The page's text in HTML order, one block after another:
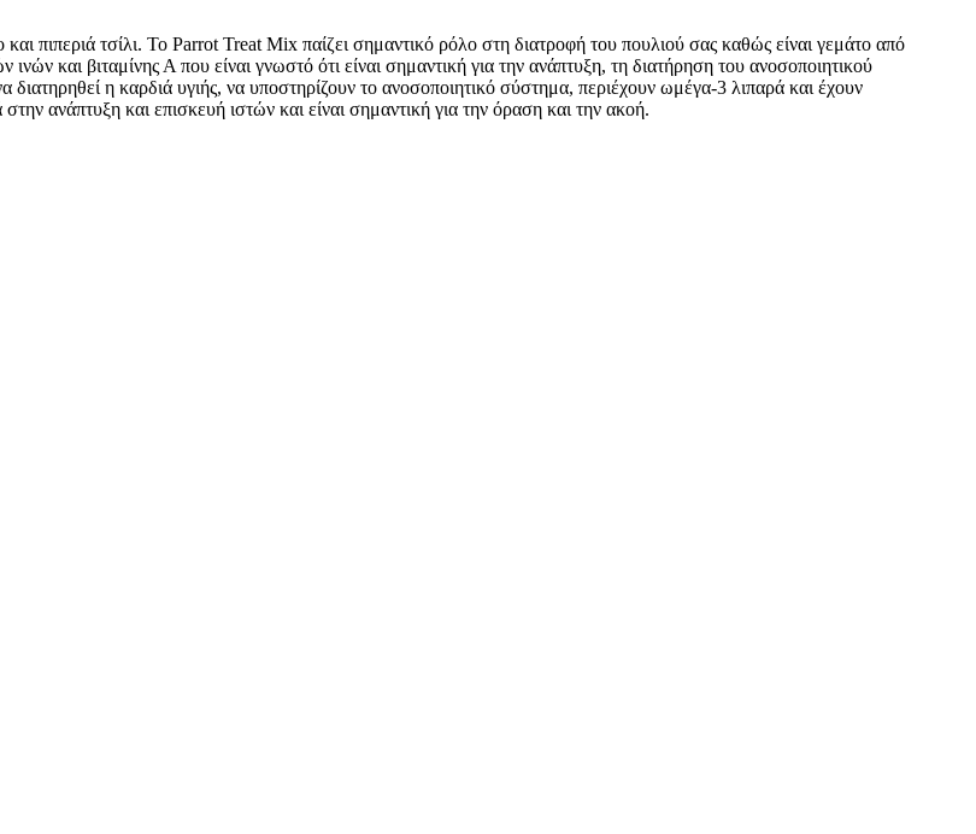
πιπεριά τσίλι. Το Parrot Treat Mix παίζει σημαντικό ρόλο στη διατροφή του πουλιού σας καθώς είναι γεμάτο από
και βιταμίνης Α που είναι γνωστό ότι είναι σημαντική για την ανάπτυξη, τη διατήρηση του ανοσοποιητικού
η καρδιά υγιής, να υποστηρίζουν το ανοσοποιητικό σύστημα, περιέχουν ωμέγα-3 λιπαρά και έχουν
ανάπτυξη και επισκευή ιστών και είναι σημαντική για την όραση και την ακοή.